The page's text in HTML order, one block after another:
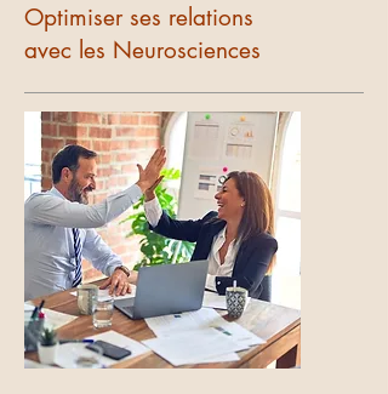
Optimiser ses relations
avec les Neurosciences